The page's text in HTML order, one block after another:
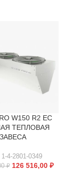
W150 R2 EC
ТЕПЛОВАЯ
ЗАВЕСА
1-4-2801-0349
₽ 126 516,00 ₽